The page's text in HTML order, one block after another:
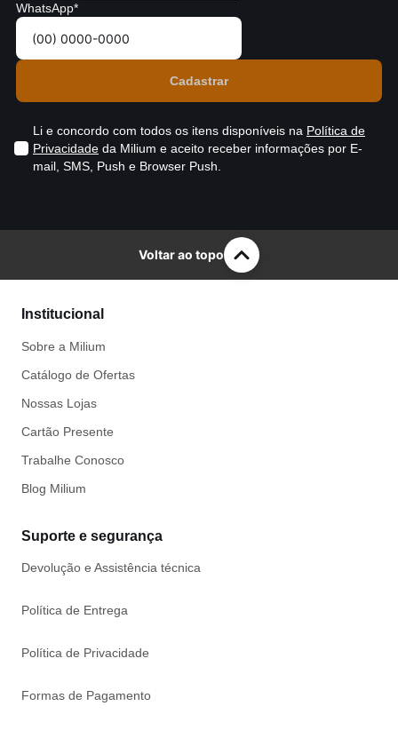
WhatsApp*
Li e concordo com todos os itens disponíveis na Política de
Privacidade da Milium e aceito receber informações por E-
mail, SMS, Push e Browser Push.
Voltar ao topo
Institucional
Sobre a Milium
Catálogo de Ofertas
Nossas Lojas
Cartão Presente
Trabalhe Conosco
Blog Milium
Suporte e segurança
Devolução e Assistência técnica
Política de Entrega
Política de Privacidade
Formas de Pagamento